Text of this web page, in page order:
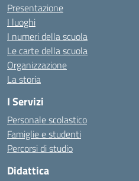
Presentazione
I luoghi
I numeri della scuola
Le carte della scuola
Organizzazione
La storia
I Servizi
Personale scolastico
Famiglie e studenti
Percorsi di studio
Didattica